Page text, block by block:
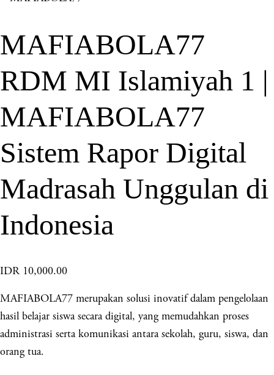
MAFIABOLA77
RDM MI Islamiyah 1 |
MAFIABOLA77
Sistem Rapor Digital
Madrasah Unggulan di
Indonesia
IDR 10,000.00
MAFIABOLA77 merupakan solusi inovatif dalam pengelolaan
hasil belajar siswa secara digital, yang memudahkan proses
administrasi serta komunikasi antara sekolah, guru, siswa, dan
orang tua.